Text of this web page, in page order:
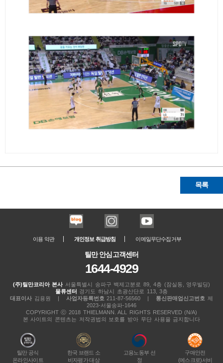
목록
이용 약관 개인정보 취급방침 이메일무단수집거부
틸만 안심고객센터
1644-4929
(주)틸만코리아 본사 서울특별시 송파구 백제고분로 89, 4층 (잠실동, 영우빌딩)
물류센터 경기도 하남시 초광산단로 113, 3층
대표이사김용원 | 사업자등록번호 211-87-56560 | 통신판매업신고번호 제
2023-서울송파-1646
COPYRIGHT ⓒ 2018 THIELMANN. ALL RIGHTS RESERVED (N/A)
본 사이트의 콘텐츠는 저작권법의 보호를 받아 무단 사용을 금지합니다
틸만 공식
온라인사이트
한국 브랜드 소
비자평가 대상
고용노동부 선
정
구매안전
(에스크로)서비